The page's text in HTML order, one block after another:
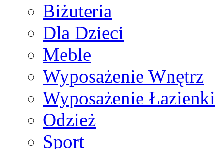
Biżuteria
Dla Dzieci
Meble
Wyposażenie Wnętrz
Wyposażenie Łazienki
Odzież
Sport